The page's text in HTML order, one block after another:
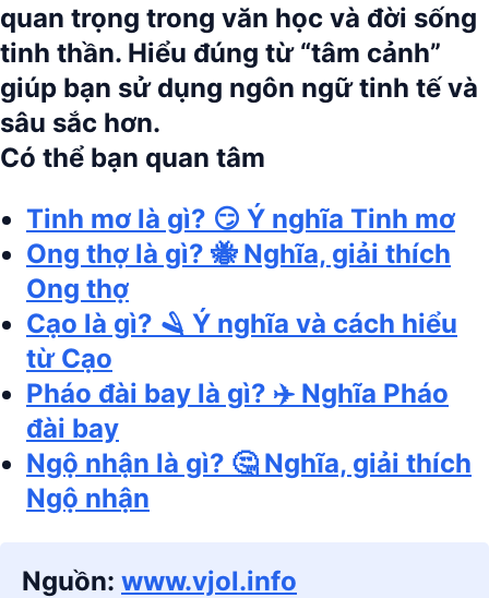
quan trọng trong văn học và đời sống
tinh thần. Hiểu đúng từ “tâm cảnh”
giúp bạn sử dụng ngôn ngữ tinh tế và
sâu sắc hơn.
Có thể bạn quan tâm
Tinh mơ là gì? 😏 Ý nghĩa Tinh mơ
Ong thợ là gì? 🐝 Nghĩa, giải thích
Ong thợ
Cạo là gì? 🪒 Ý nghĩa và cách hiểu
từ Cạo
Pháo đài bay là gì? ✈️ Nghĩa Pháo
đài bay
Ngộ nhận là gì? 🤔 Nghĩa, giải thích
Ngộ nhận
Nguồn: www.vjol.info